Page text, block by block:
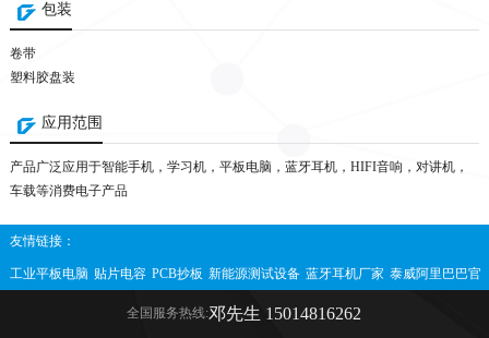
包装
卷带
塑料胶盘装
应用范围
产品广泛应用于智能手机，学习机，平板电脑，蓝牙耳机，HIFI音响，对讲机，
车载等消费电子产品
友情链接：
工业平板电脑 贴片电容 PCB抄板 新能源测试设备 蓝牙耳机厂家 泰威阿里巴巴官
直流互感器
全国服务热线:邓先生 15014816262